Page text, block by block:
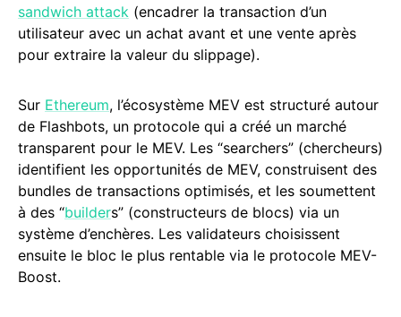
sandwich attack (encadrer la transaction d’un
utilisateur avec un achat avant et une vente après
pour extraire la valeur du slippage).
Sur Ethereum, l’écosystème MEV est structuré autour
de Flashbots, un protocole qui a créé un marché
transparent pour le MEV. Les “searchers” (chercheurs)
identifient les opportunités de MEV, construisent des
bundles de transactions optimisés, et les soumettent
à des “builders” (constructeurs de blocs) via un
système d’enchères. Les validateurs choisissent
ensuite le bloc le plus rentable via le protocole MEV-
Boost.